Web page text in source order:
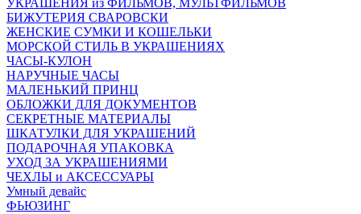
УКРАШЕНИЯ из ФИЛЬМОВ, МУЛЬТФИЛЬМОВ
БИЖУТЕРИЯ СВАРОВСКИ
ЖЕНСКИЕ СУМКИ И КОШЕЛЬКИ
МОРСКОЙ СТИЛЬ В УКРАШЕНИЯХ
ЧАСЫ-КУЛОН
НАРУЧНЫЕ ЧАСЫ
МАЛЕНЬКИЙ ПРИНЦ
ОБЛОЖКИ ДЛЯ ДОКУМЕНТОВ
СЕКРЕТНЫЕ МАТЕРИАЛЫ
ШКАТУЛКИ ДЛЯ УКРАШЕНИЙ
ПОДАРОЧНАЯ УПАКОВКА
УХОД ЗА УКРАШЕНИЯМИ
ЧEХЛЫ и АКСЕССУАРЫ
Умный девайс
ФЬЮЗИНГ